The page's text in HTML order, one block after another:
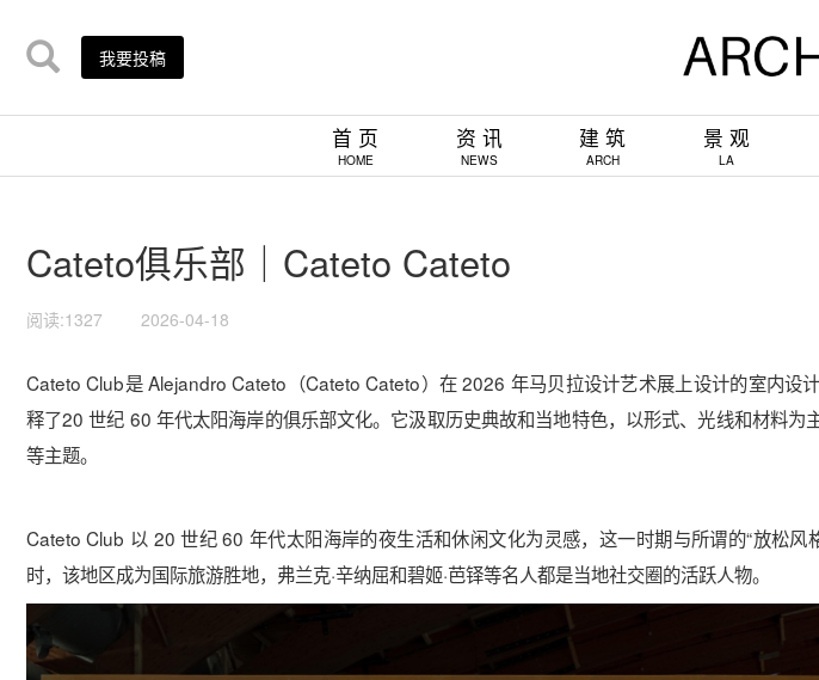
我要投稿
首 页
HOME
资 讯
NEWS
建 筑
ARCH
景 观
LA
Cateto俱乐部｜Cateto Cateto
阅读:1327 2026-04-18
Cateto Club是 Alejandro Cateto（Cateto Cateto）在 2026 年马贝拉设计艺术展上设计的室内设
释了20 世纪 60 年代太阳海岸的俱乐部文化。它汲取历史典故和当地特色，以形式、光线和材料为
等主题。
Cateto Club 以 20 世纪 60 年代太阳海岸的夜生活和休闲文化为灵感，这一时期与所谓的“放松风
时，该地区成为国际旅游胜地，弗兰克·辛纳屈和碧姬·芭铎等名人都是当地社交圈的活跃人物。